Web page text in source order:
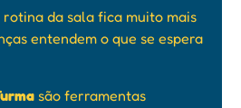
rotina da sala fica muito mais
entendem o que se espera
são ferramentas